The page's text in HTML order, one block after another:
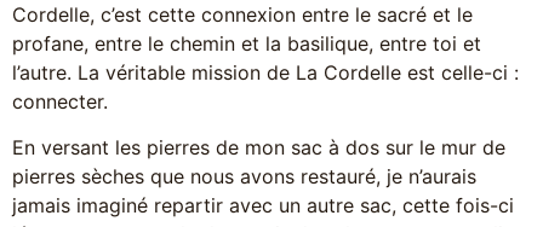
Cordelle, c’est cette connexion entre le sacré et le
profane, entre le chemin et la basilique, entre toi et
l’autre. La véritable mission de La Cordelle est celle-ci :
connecter.
En versant les pierres de mon sac à dos sur le mur de
pierres sèches que nous avons restauré, je n’aurais
jamais imaginé repartir avec un autre sac, cette fois-ci